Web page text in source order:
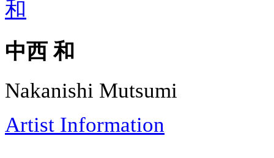
中西 和
Nakanishi Mutsumi
Artist Information